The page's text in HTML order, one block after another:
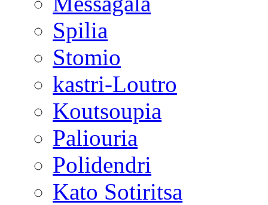
Spilia
Stomio
kastri-Loutro
Koutsoupia
Paliouria
Polidendri
Kato Sotiritsa